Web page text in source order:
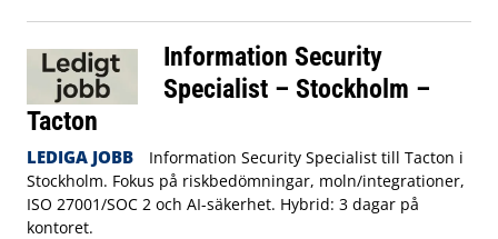
Information Security
Specialist – Stockholm –
Tacton
LEDIGA JOBB
Information Security Specialist till Tacton i
Stockholm. Fokus på riskbedömningar, moln/integrationer,
ISO 27001/SOC 2 och AI-säkerhet. Hybrid: 3 dagar på
kontoret.